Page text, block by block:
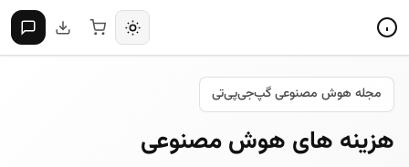
مجله هوش مصنوعی گپ‌جی‌پی‌تی
هزینه های هوش مصنوعی